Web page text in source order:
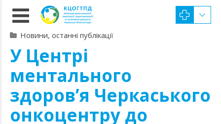
Новини, останні публікації
У Центрі
ментального
здоров’я Черкаського
онкоцентру до